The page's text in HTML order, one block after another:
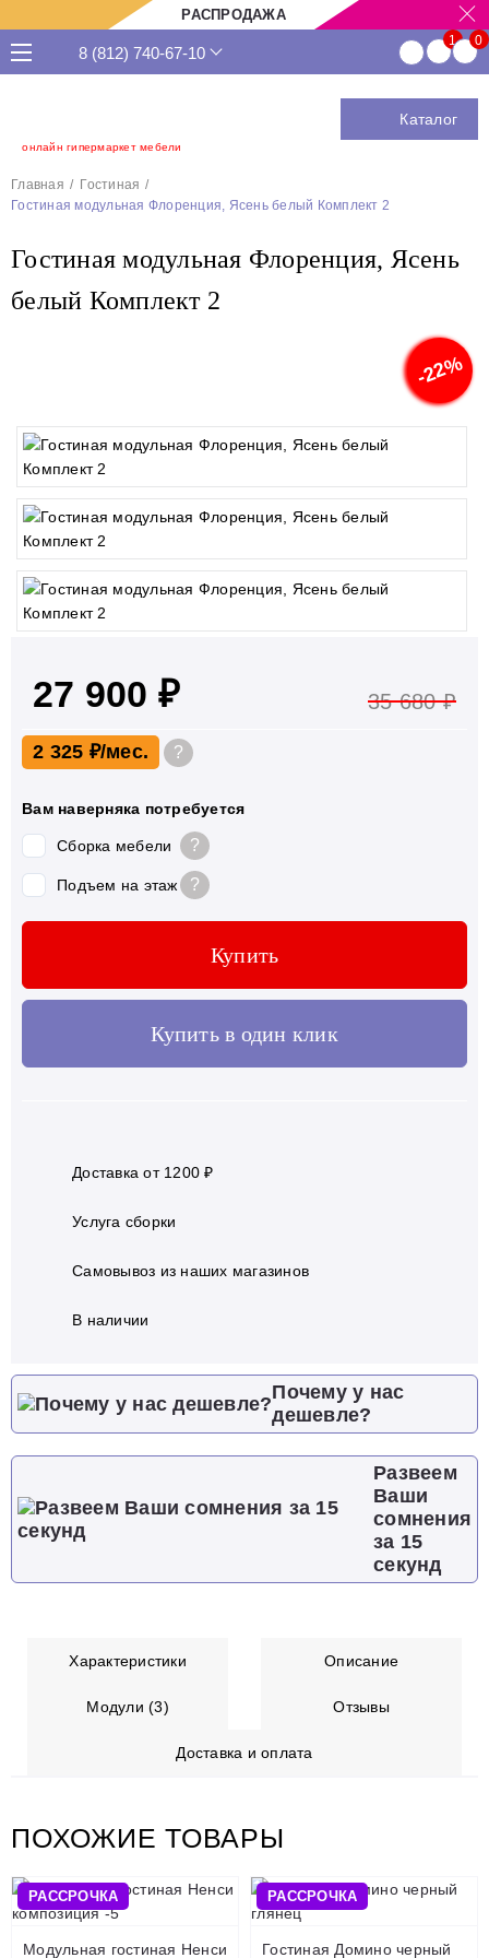
РАСПРОДАЖА
онлайн гипермаркет мебели
8 (812) 740-67-10
Каталог
Главная
Гостиная
Гостиная модульная Флоренция, Ясень белый Комплект 2
Гостиная модульная Флоренция, Ясень
белый Комплект 2
-22%
27 900 ₽ 35 680 ₽
2 325 ₽ ?
Вам наверняка потребуется
Сборка мебели ?
Подъем на этаж ?
Купить
Купить в один клик
Доставка от 1200 ₽
Услуга сборки
Самовывоз из наших магазинов
В наличии
Почему у нас
дешевле?
Развеем
Ваши
сомнения
за 15
секунд
Характеристики Описание
Модули (3) Отзывы
Доставка и оплата
ПОХОЖИЕ ТОВАРЫ
РАССРОЧКА
Модульная гостиная Ненси
РАССРОЧКА
Гостиная Домино черный